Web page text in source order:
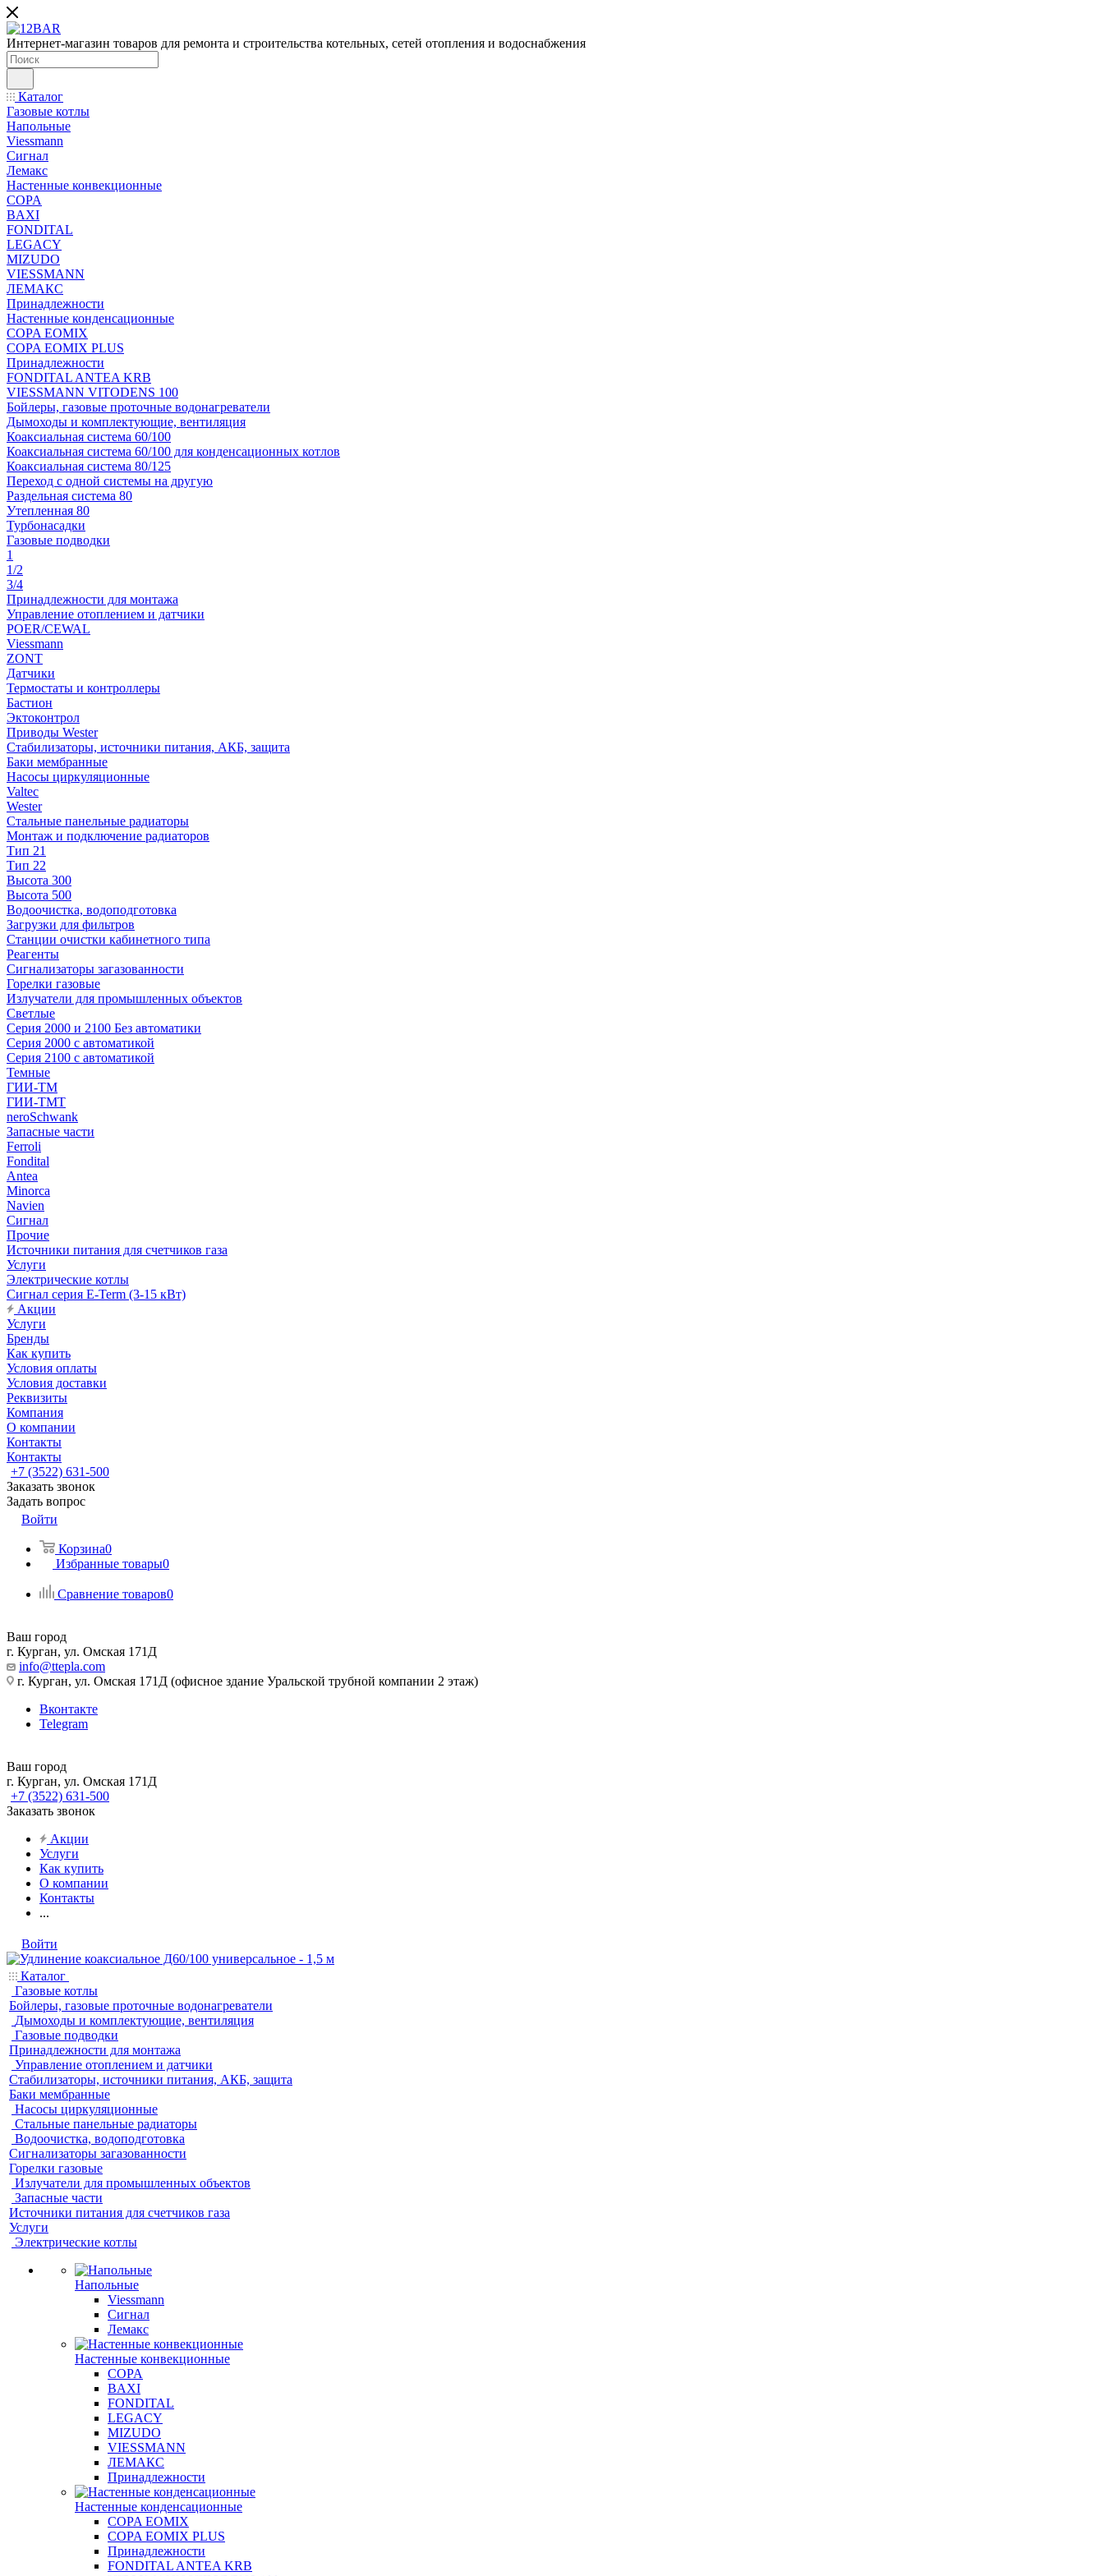
Интернет-магазин товаров для ремонта и строительства котельных, сетей отопления и водоснабжения
Каталог
Газовые котлы
Напольные
Viessmann
Сигнал
Лемакс
Настенные конвекционные
COPA
BAXI
FONDITAL
LEGACY
MIZUDO
VIESSMANN
ЛЕМАКС
Принадлежности
Настенные конденсационные
COPA EOMIX
COPA EOMIX PLUS
Принадлежности
FONDITAL ANTEA KRB
VIESSMANN VITODENS 100
Бойлеры, газовые проточные водонагреватели
Дымоходы и комплектующие, вентиляция
Коаксиальная система 60/100
Коаксиальная система 60/100 для конденсационных котлов
Коаксиальная система 80/125
Переход с одной системы на другую
Раздельная система 80
Утепленная 80
Турбонасадки
Газовые подводки
1
1/2
3/4
Принадлежности для монтажа
Управление отоплением и датчики
POER/CEWAL
Viessmann
ZONT
Датчики
Термостаты и контроллеры
Бастион
Эктоконтрол
Приводы Wester
Стабилизаторы, источники питания, АКБ, защита
Баки мембранные
Насосы циркуляционные
Valtec
Wester
Стальные панельные радиаторы
Монтаж и подключение радиаторов
Тип 21
Тип 22
Высота 300
Высота 500
Водоочистка, водоподготовка
Загрузки для фильтров
Станции очистки кабинетного типа
Реагенты
Сигнализаторы загазованности
Горелки газовые
Излучатели для промышленных объектов
Светлые
Серия 2000 и 2100 Без автоматики
Серия 2000 с автоматикой
Серия 2100 с автоматикой
Темные
ГИИ-ТМ
ГИИ-ТМТ
neroSchwank
Запасные части
Ferroli
Fondital
Antea
Minorca
Navien
Сигнал
Прочие
Источники питания для счетчиков газа
Услуги
Электрические котлы
Сигнал серия E-Term (3-15 кВт)
Акции
Услуги
Бренды
Как купить
Условия оплаты
Условия доставки
Реквизиты
Компания
О компании
Контакты
Контакты
+7 (3522) 631-500
Заказать звонок
Задать вопрос
Войти
Корзина0
Избранные товары0
Сравнение товаров0
Ваш город
г. Курган, ул. Омская 171Д
info@ttepla.com
г. Курган, ул. Омская 171Д (офисное здание Уральской трубной компании 2 этаж)
Вконтакте
Telegram
Ваш город
г. Курган, ул. Омская 171Д
+7 (3522) 631-500
Заказать звонок
Акции
Услуги
Как купить
О компании
Контакты
...
Войти
Каталог
Газовые котлы
Бойлеры, газовые проточные водонагреватели
Дымоходы и комплектующие, вентиляция
Газовые подводки
Принадлежности для монтажа
Управление отоплением и датчики
Стабилизаторы, источники питания, АКБ, защита
Баки мембранные
Насосы циркуляционные
Стальные панельные радиаторы
Водоочистка, водоподготовка
Сигнализаторы загазованности
Горелки газовые
Излучатели для промышленных объектов
Запасные части
Источники питания для счетчиков газа
Услуги
Электрические котлы
Напольные
Viessmann
Сигнал
Лемакс
Настенные конвекционные
COPA
BAXI
FONDITAL
LEGACY
MIZUDO
VIESSMANN
ЛЕМАКС
Принадлежности
Настенные конденсационные
COPA EOMIX
COPA EOMIX PLUS
Принадлежности
FONDITAL ANTEA KRB